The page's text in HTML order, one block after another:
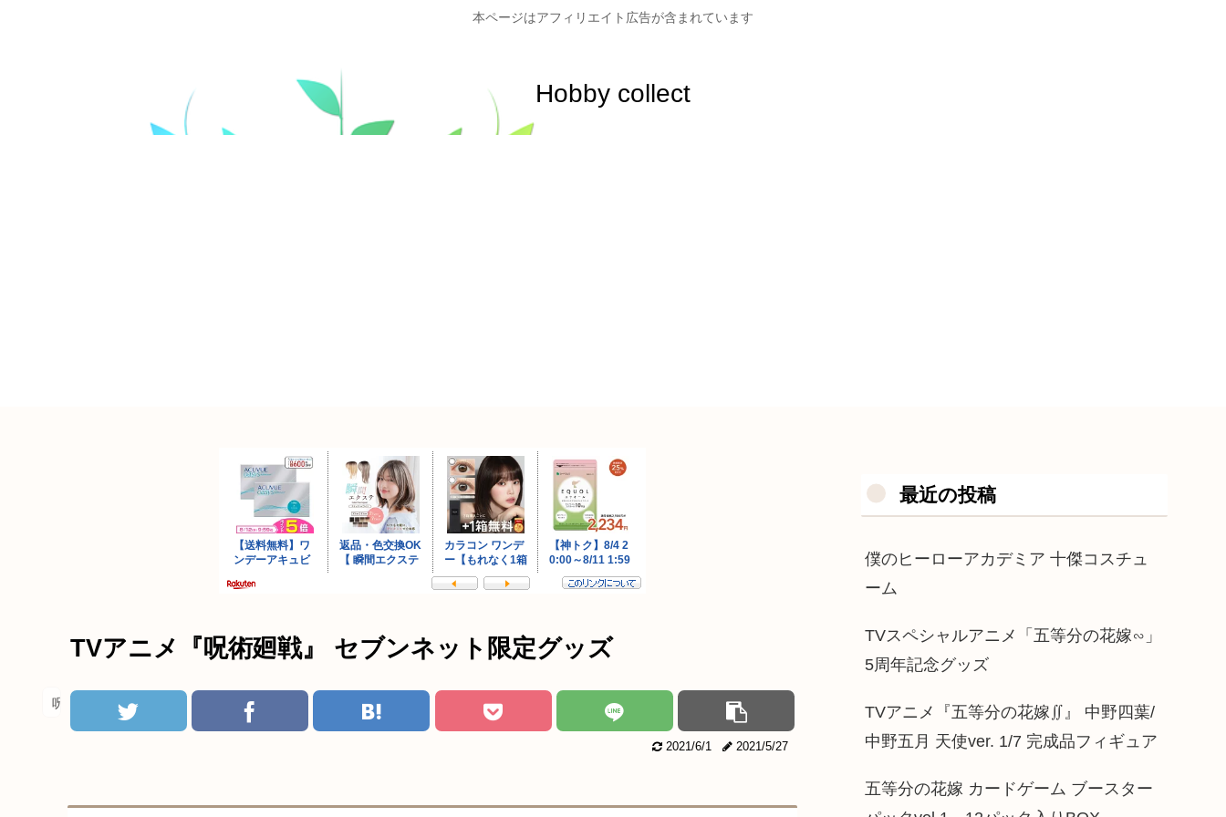
本ページはアフィリエイト広告が含まれています
Hobby collect
TVアニメ『呪術廻戦』 セブンネット限定グッズ
呪術廻戦
2021/6/1 2021/5/27
最近の投稿
僕のヒーローアカデミア 十傑コスチュ
ーム
TVスペシャルアニメ「五等分の花嫁∽」
5周年記念グッズ
TVアニメ『五等分の花嫁∬』 中野四葉/
中野五月 天使ver. 1/7 完成品フィギュア
五等分の花嫁 カードゲーム ブースター